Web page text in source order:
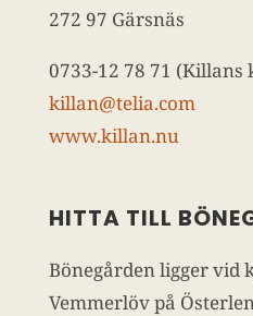
272 97 Gärsnäs
0733-12 78 71 (Killans
killan@telia.com
www.killan.nu
HITTA TILL
Bönegården ligger vid
Vemmerlöv på